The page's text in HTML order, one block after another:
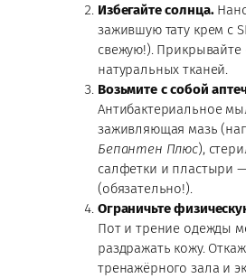
Избегайте солнца.
зажившую тату крем с
свежую!). Прикрывайте
натуральных тканей.
Возьмите с собой
Антибактериальное
заживляющая мазь
Бепантен Плюс),
салфетки и пластыри
(обязательно!).
Ограничьте
Пот и трение одежды
раздражать кожу.
тренажёрного зала и